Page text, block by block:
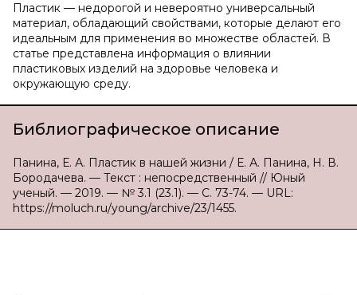
Пластик — недорогой и невероятно универсальный
материал, обладающий свойствами, которые делают его
идеальным для применения во множестве областей. В
статье представлена информация о влиянии
пластиковых изделий на здоровье человека и
окружающую среду.
Библиографическое описание
Панина, Е. А. Пластик в нашей жизни / Е. А. Панина, Н. В.
Бородачева. — Текст : непосредственный // Юный
ученый. — 2019. — № 3.1 (23.1). — С. 73-74. — URL:
https://moluch.ru/young/archive/23/1455.